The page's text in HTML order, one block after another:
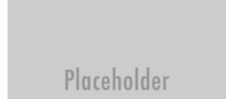
ADD TO CART